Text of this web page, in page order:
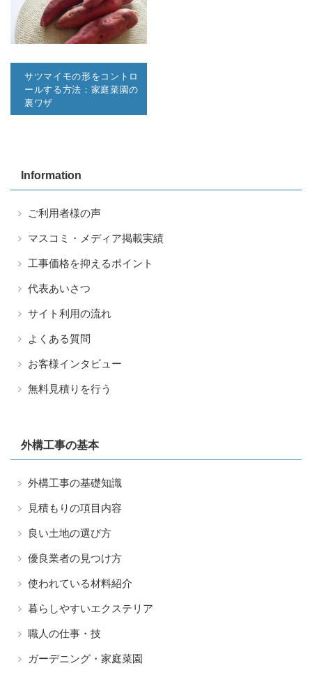
サツマイモの形をコントロ
ールする方法：家庭菜園の
裏ワザ
Information
ご利用者様の声
マスコミ・メディア掲載実績
工事価格を抑えるポイント
代表あいさつ
サイト利用の流れ
よくある質問
お客様インタビュー
無料見積りを行う
外構工事の基本
外構工事の基礎知識
見積もりの項目内容
良い土地の選び方
優良業者の見つけ方
使われている材料紹介
暮らしやすいエクステリア
職人の仕事・技
ガーデニング・家庭菜園